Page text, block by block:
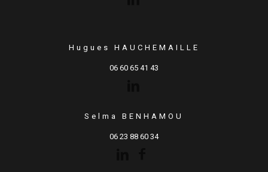
Hugues HAUCHEMAILLE
06 60 65 41 43
Selma BENHAMOU
06 23 88 60 34